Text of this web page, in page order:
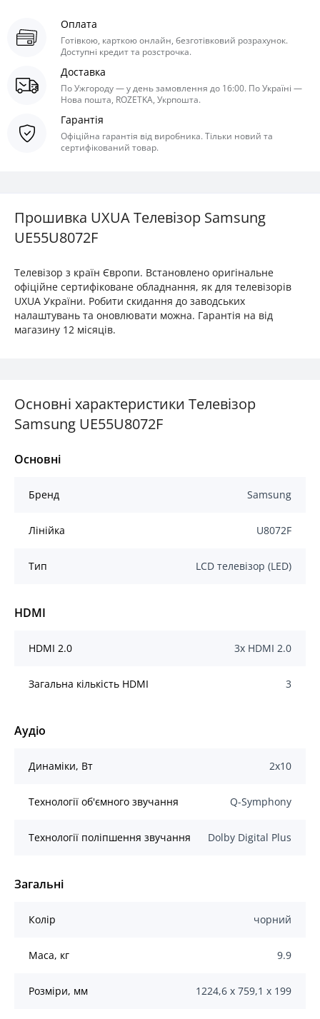
Оплата
Готівкою, карткою онлайн, безготівковий розрахунок.
Доступні кредит та розстрочка.
Доставка
По Ужгороду — у день замовлення до 16:00. По Україні —
Нова пошта, ROZETKA, Укрпошта.
Гарантія
Офіційна гарантія від виробника. Тільки новий та
сертифікований товар.
Прошивка UXUA Телевізор Samsung
UE55U8072F
Телевізор з країн Європи. Встановлено оригінальне
офіційне сертифіковане обладнання, як для телевізорів
UXUA України. Робити скидання до заводських
налаштувань та оновлювати можна. Гарантія на від
магазину 12 місяців.
Основні характеристики Телевізор
Samsung UE55U8072F
Основні
Бренд Samsung
Лінійка U8072F
Тип LCD телевізор (LED)
HDMI
HDMI 2.0 3x HDMI 2.0
Загальна кількість HDMI 3
Аудіо
Динаміки, Вт 2x10
Технології об'ємного звучання Q-Symphony
Технології поліпшення звучання Dolby Digital Plus
Загальні
Колір чорний
Маса, кг 9.9
Розміри, мм 1224,6 x 759,1 x 199